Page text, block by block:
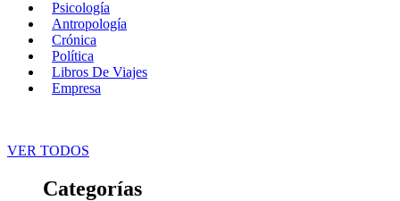
Psicología
Antropología
Crónica
Política
Libros De Viajes
Empresa
VER TODOS
Categorías